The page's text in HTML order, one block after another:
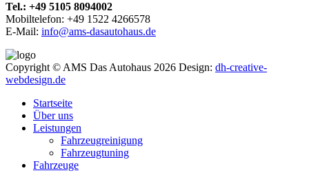
Tel.: +49 5105 8094002
Mobiltelefon: +49 1522 4266578
E-Mail: info@ams-dasautohaus.de
Copyright © AMS Das Autohaus 2026 Design: dh-creative-
webdesign.de
Startseite
Über uns
Leistungen
Fahrzeugreinigung
Fahrzeugtuning
Fahrzeuge